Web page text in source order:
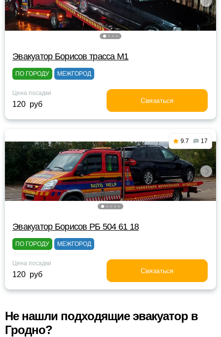
Эвакуатор Борисов трасса М1
ПО ГОРОДУ МЕЖГОРОД
Цена посадки
120 руб Связаться
9.7 17
Эвакуатор Борисов РБ 504 61 18
ПО ГОРОДУ МЕЖГОРОД
Цена посадки
120 руб Связаться
Не нашли подходящие эвакуатор в
Гродно?